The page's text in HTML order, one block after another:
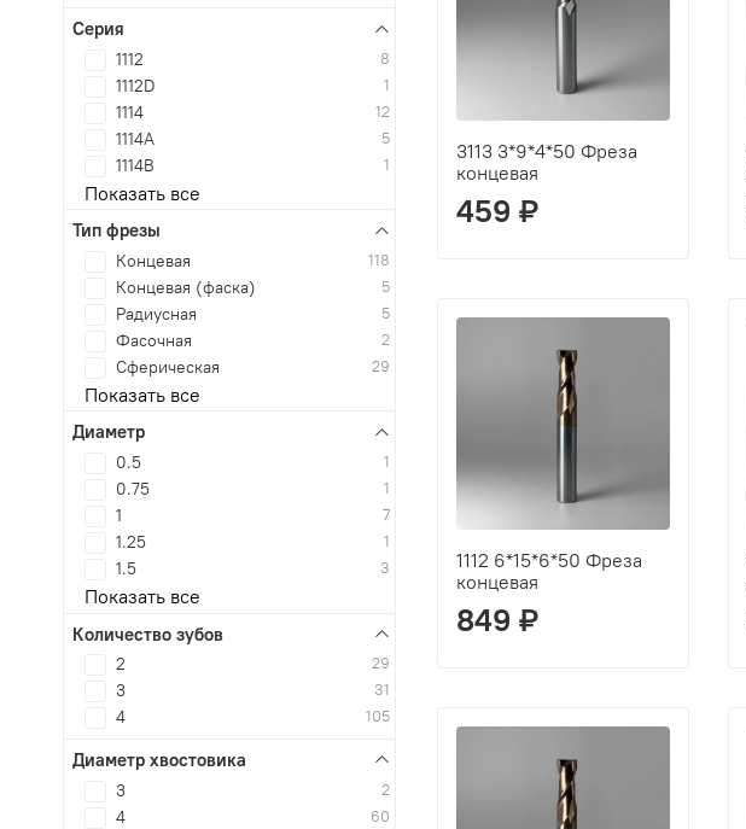
3113 3*9*4*50 Фреза
концевая
459 ₽
1112 6*15*6*50 Фреза
концевая
849 ₽
Серия
1112 8
1112D 1
1114 12
1114A 5
1114B 1
Показать все
Тип фрезы
Концевая 118
Концевая (фаска) 5
Радиусная 5
Фасочная 2
Сферическая 29
Показать все
Диаметр
0.5 1
0.75 1
1 7
1.25 1
1.5 3
Показать все
Количество зубов
2 29
3 31
4 105
Диаметр хвостовика
3 2
4 60